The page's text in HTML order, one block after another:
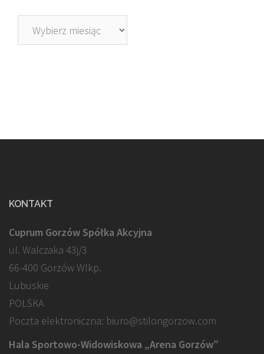
Archiwa
KONTAKT
Cuprum Gorzów Spółka Akcyjna
ul. Walczaka 43j/3
66-400 Gorzów Wlkp.
Lubuskie
POLSKA
Poczta elektroniczna: biuro@stilongorzow.com
Hala Sportowo-Widowiskowa „Arena Gorzów”